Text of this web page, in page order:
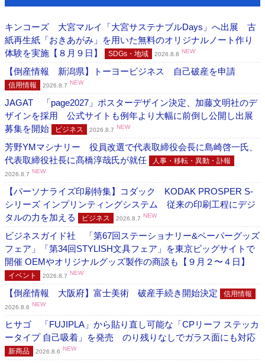
キンコーズ 大宮マルイ「大宮サステナブルDays」へ出展 古
紙再生紙「おきあがみ」を用いた無料のオリジナルノート作り
体験を実施【８月９日】
SDGs・地域 2026.8.8 NEW
【倒産情報 新潟県】トーヨービジネス 自己破産を申請
信用情報 2026.8.7 NEW
JAGAT 「page2027」ポスターデザイン決定、加藤文明社のデ
ザインを採用 公式サイトも例年より大幅に前倒し公開し出展
募集を開始
ビジネス 2026.8.7 NEW
芳野YMマシナリー 役員改選で代表取締役会長に島崎啓一氏、
代表取締役社長に髙橋淳哉氏が就任
人事・移転・異動・訃報
2026.8.7 NEW
【パーソナライズ印刷特集】コダック KODAK PROSPER S-
シリーズ インプリンティングシステム 従来の印刷工程にデジ
タルの力を加える
ビジネス 2026.8.7 NEW
ビジネスガイド社 「第67回ステーショナリー&ペーパーグッズ
フェア」「第34回STYLISH文具フェア」を東京ビッグサイトで
開催 OEMやオリジナルグッズ製作の商談も【９月２〜４日】
イベント 2026.8.7 NEW
【倒産情報 大阪府】富士美術 破産手続き開始決定 信用情報
2026.8.6 NEW
ヒサゴ 「FUJIPLA」から貼り直し可能な「CPリーフ ステッカ
ータイプ 自己吸着」を発売 のり残りなしでガラス面にも対応
新商品 2026.8.6 NEW